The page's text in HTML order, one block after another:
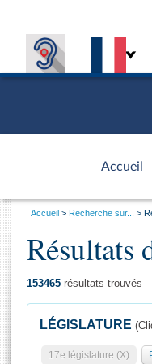
Accueil
d'accueil
Général
Vous
Accueil Recherche sur...
Résultats
153465 résultats trouvés
LÉGISLATURE
17e législature (X)